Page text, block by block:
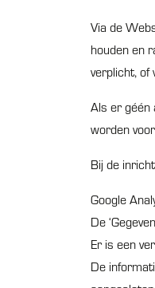
Via de
houden en
verplicht, of
Als er géén
worden
Bij de
Google
De
Er is een
De